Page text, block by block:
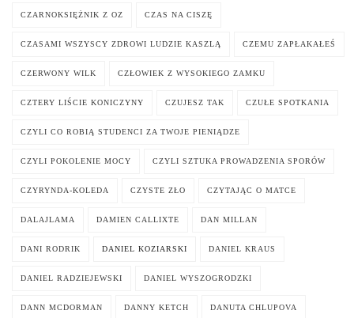
CZARNOKSIĘŻNIK Z OZ CZAS NA CISZĘ
CZASAMI WSZYSCY ZDROWI LUDZIE KASZLĄ CZEMU ZAPŁAKAŁEŚ
CZERWONY WILK CZŁOWIEK Z WYSOKIEGO ZAMKU
CZTERY LIŚCIE KONICZYNY CZUJESZ TAK CZUŁE SPOTKANIA
CZYLI CO ROBIĄ STUDENCI ZA TWOJE PIENIĄDZE
CZYLI POKOLENIE MOCY CZYLI SZTUKA PROWADZENIA SPORÓW
CZYRYNDA-KOLEDA CZYSTE ZŁO CZYTAJĄC O MATCE
DALAJLAMA DAMIEN CALLIXTE DAN MILLAN
DANI RODRIK DANIEL KOZIARSKI DANIEL KRAUS
DANIEL RADZIEJEWSKI DANIEL WYSZOGRODZKI
DANN MCDORMAN DANNY KETCH DANUTA CHLUPOVA